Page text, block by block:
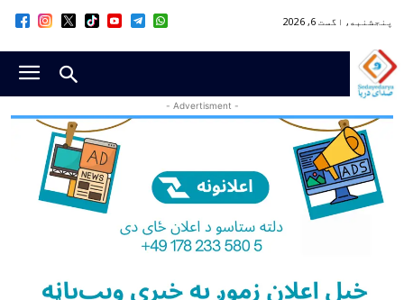
پنجشنبه, اگست 6, 2026
- Advertisment -